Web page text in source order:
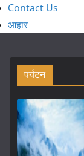
Contact Us
आहार
पर्यटन